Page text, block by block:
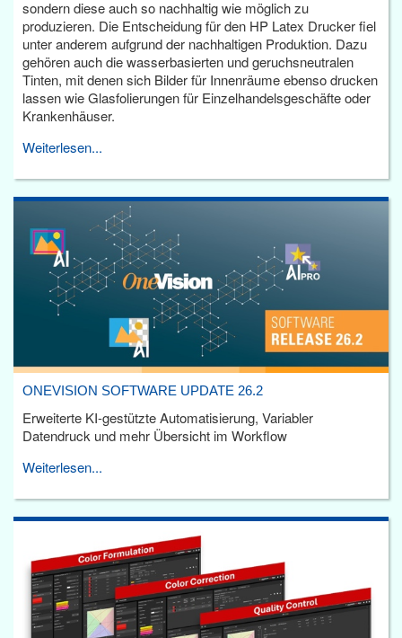
sondern diese auch so nachhaltig wie möglich zu
produzieren. Die Entscheidung für den HP Latex Drucker fiel
unter anderem aufgrund der nachhaltigen Produktion. Dazu
gehören auch die wasserbasierten und geruchsneutralen
Tinten, mit denen sich Bilder für Innenräume ebenso drucken
lassen wie Glasfolierungen für Einzelhandelsgeschäfte oder
Krankenhäuser.
Weiterlesen...
ONEVISION SOFTWARE UPDATE 26.2
Erweiterte KI-gestützte Automatisierung, Variabler
Datendruck und mehr Übersicht im Workflow
Weiterlesen...